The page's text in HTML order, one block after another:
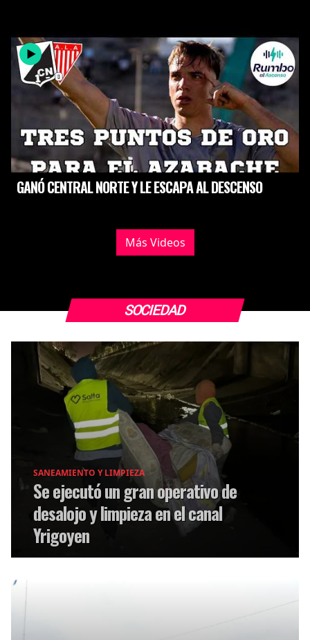
GANÓ CENTRAL NORTE Y LE ESCAPA AL DESCENSO
Más Videos
SOCIEDAD
SANEAMIENTO Y LIMPIEZA
Se ejecutó un gran operativo de
desalojo y limpieza en el canal
Yrigoyen